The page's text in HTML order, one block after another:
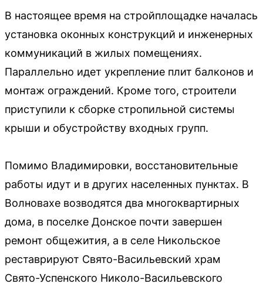
В настоящее время на стройплощадке началась
установка оконных конструкций и инженерных
коммуникаций в жилых помещениях.
Параллельно идет укрепление плит балконов и
монтаж ограждений. Кроме того, строители
приступили к сборке стропильной системы
крыши и обустройству входных групп.
Помимо Владимировки, восстановительные
работы идут и в других населенных пунктах. В
Волновахе возводятся два многоквартирных
дома, в поселке Донское почти завершен
ремонт общежития, а в селе Никольское
реставрируют Свято-Васильевский храм
Свято-Успенского Николо-Васильевского